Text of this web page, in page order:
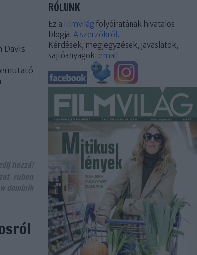
Davis
hozzá!
ruben
dominik
RÓLUNK
Ez a Filmvilágfolyóiratának hivatalos
blogja. A szerzőkről .
Kérdések, megjegyzések, javaslatok,
sajtóanyagok: email .